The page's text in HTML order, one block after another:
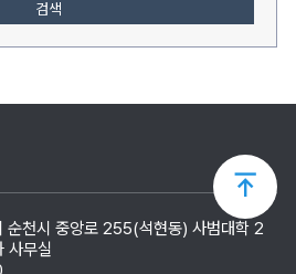
검색
천시 중앙로 255(석현동) 사범대학 2
사무실
상